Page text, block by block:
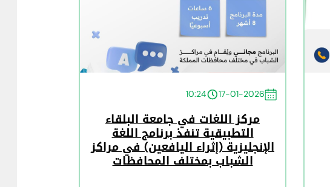
17-01-2026
10:24
مركز اللغات في جامعة البلقاء
التطبيقية تنفذ برنامج اللغة
الإنجليزية (إثراء اليافعين) في مراكز
الشباب بمختلف المحافظات